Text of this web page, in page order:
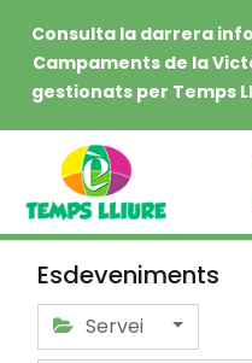
Consulta la darrera
Campaments de la
gestionats per Temps
Esdeveniments
Servei